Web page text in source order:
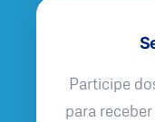
Participe
para